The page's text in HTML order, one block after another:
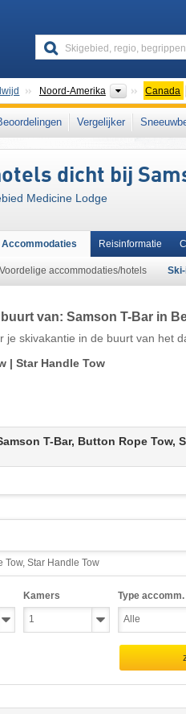
Noord-Amerika Continenten
Canada
ligt ook in: Canadian Prairies
Vergelijker
dicht bij
Medicine Lodge
Accommodaties
Voordelige accommodaties/hotels
Reisinformatie
van: Samson T-Bar in
je skivakantie in de buurt van het
| Star Handle Tow
T-Bar, Button Rope Tow,
Kamers Type accomm.